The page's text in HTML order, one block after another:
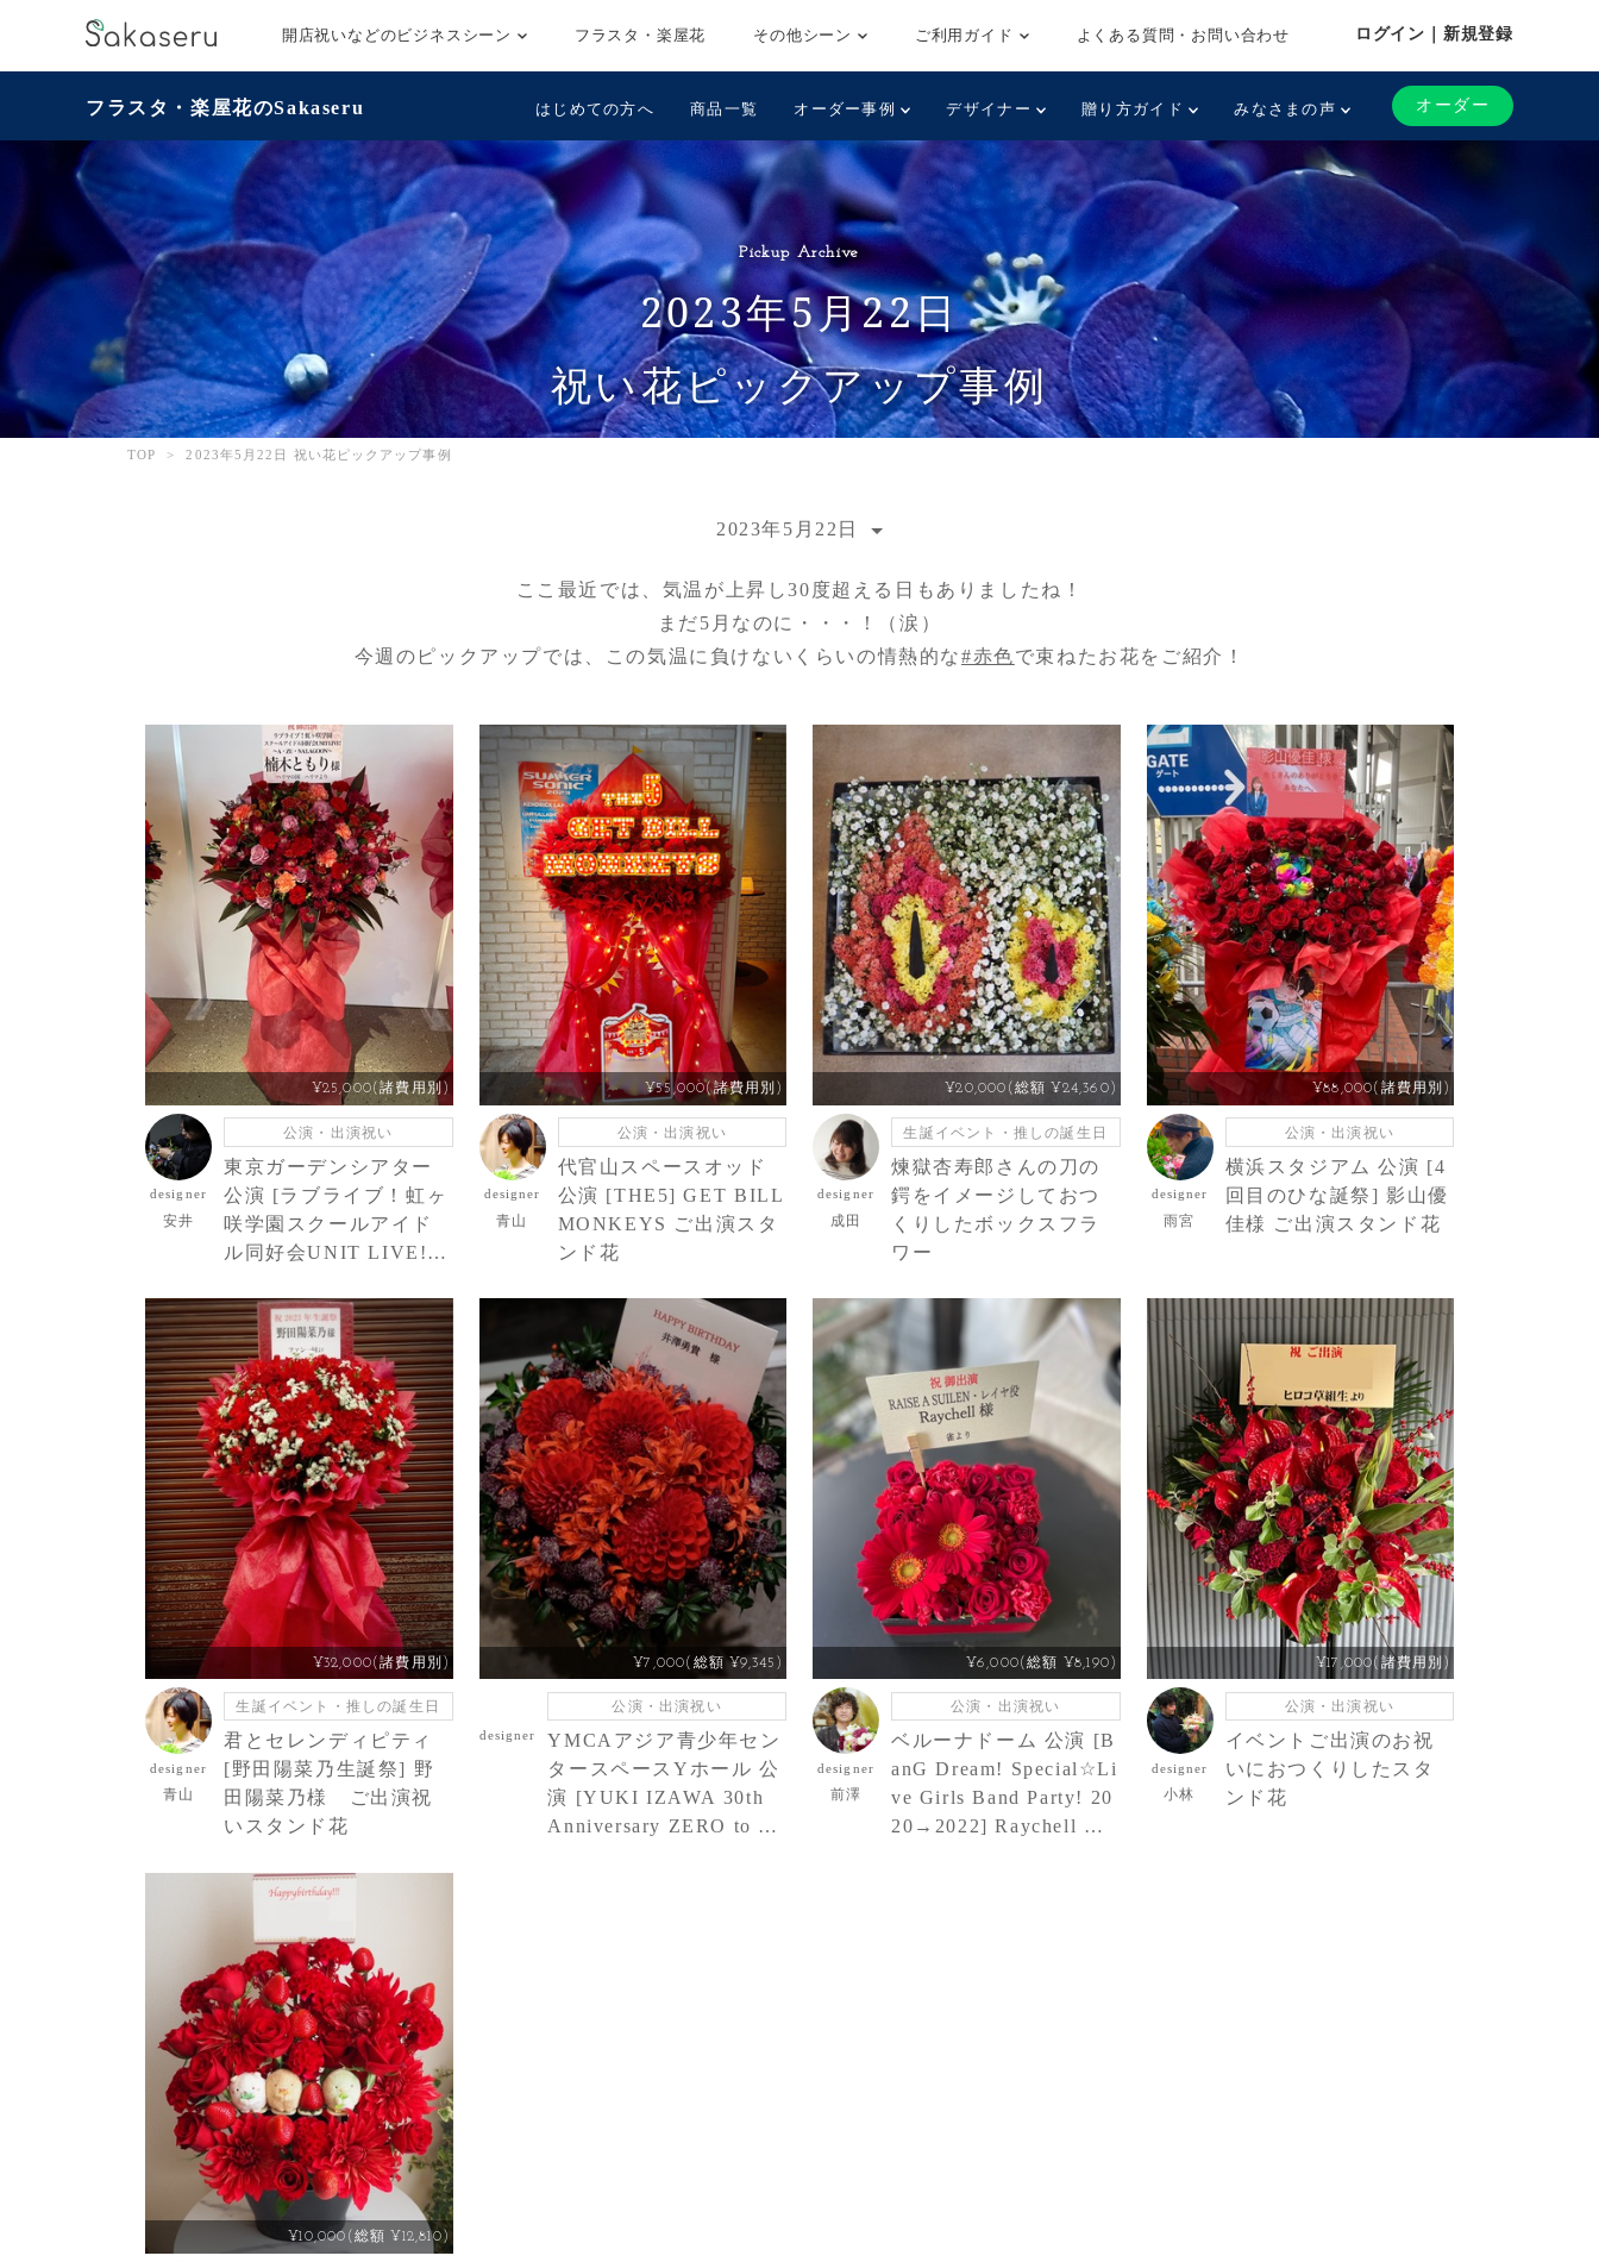
開店祝いなどのビジネスシーン フラスタ・楽屋花 その他シーン ご利用ガイド よくある質問・お問い合わせ ログイン｜新規登録
フラスタ・楽屋花のSakaseru はじめての方へ 商品一覧 オーダー事例 デザイナー 贈り方ガイド みなさまの声 オーダー
Pickup Archive
2023年5月22日
祝い花ピックアップ事例
TOP > 2023年5月22日 祝い花ピックアップ事例
2023年5月22日
ここ最近では、気温が上昇し30度超える日もありましたね！
まだ5月なのに・・・！（涙）
今週のピックアップでは、この気温に負けないくらいの情熱的な#赤色で束ねたお花をご紹介！
¥25,000(諸費用別)
designer
安井
公演・出演祝い
東京ガーデンシアター
公演 [ラブライブ！虹ヶ
咲学園スクールアイド
ル同好会UNIT LIVE!
N～] 楠木ともり 様 ご
出演スタンド花
¥55,000(諸費用別)
designer
青山
公演・出演祝い
代官山スペースオッド
公演 [THE5] GET BILL
MONKEYS ご出演スタ
ンド花
¥20,000(総額 ¥24,360)
designer
成田
生誕イベント・推しの誕生日
煉獄杏寿郎さんの刀の
鍔をイメージしておつ
くりしたボックスフラ
ワー
¥88,000(諸費用別)
designer
雨宮
公演・出演祝い
横浜スタジアム 公演 [4
回目のひな誕祭] 影山優
佳様 ご出演スタンド花
¥32,000(諸費用別)
designer
青山
生誕イベント・推しの誕生日
君とセレンディピティ
[野田陽菜乃生誕祭] 野
田陽菜乃様 ご出演祝
いスタンド花
¥7,000(総額 ¥9,345)
designer
公演・出演祝い
YMCAアジア青少年セン
タースペースYホール 公
演 [YUKI IZAWA 30th
Anniversary ZERO to O
¥6,000(総額 ¥8,190)
designer
前澤
公演・出演祝い
ベルーナドーム 公演 [B
anG Dream! Special☆Li
ve Girls Band Party! 20
20→2022] Raychell 様
¥17,000(諸費用別)
designer
小林
公演・出演祝い
イベントご出演のお祝
いにおつくりしたスタ
ンド花
¥10,000(総額 ¥12,810)